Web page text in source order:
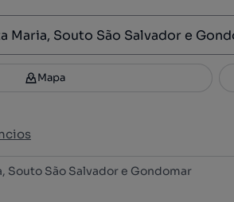
Filtros 3
Mapa
Souto São Salvador e Gondomar